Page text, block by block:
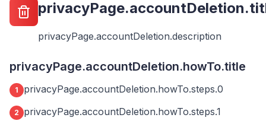
privacyPage.accountDeletion.description
privacyPage.accountDeletion.howTo.title
1 privacyPage.accountDeletion.howTo.steps.0
2 privacyPage.accountDeletion.howTo.steps.1